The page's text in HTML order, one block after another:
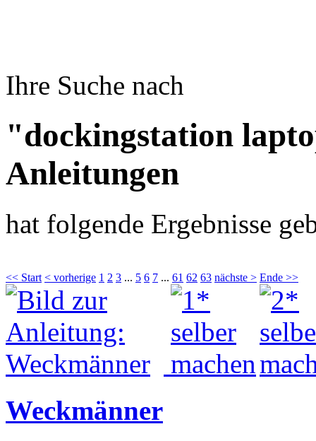
Ihre Suche nach
"dockingstation
Anleitungen
hat folgende Ergebnisse
<< Start < vorherige 1 2 3 ... 5 6 7 ... 61 62 63 nächste > Ende >>
Weckmänner